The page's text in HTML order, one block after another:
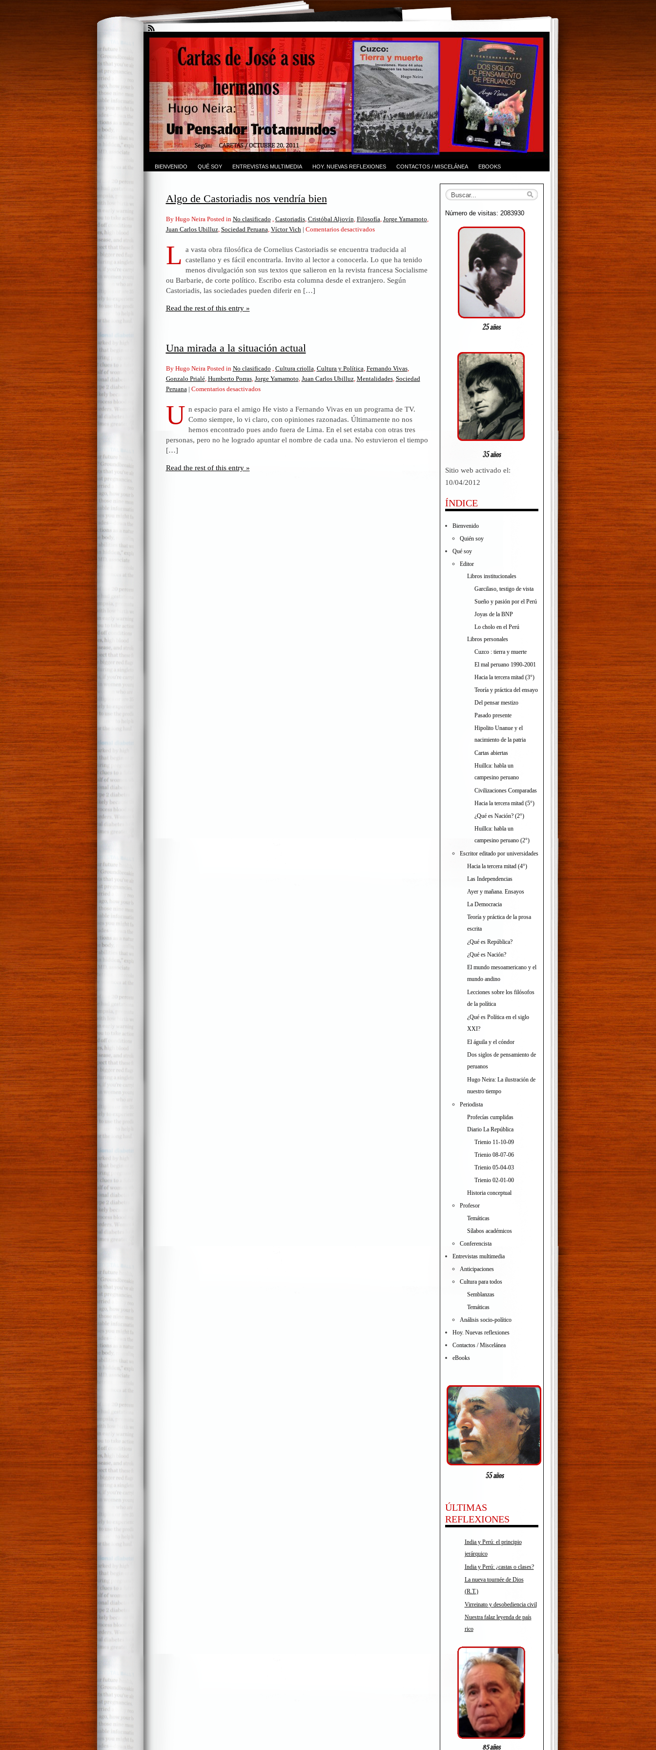
BIENVENIDO QUÉ SOY ENTREVISTAS MULTIMEDIA HOY. NUEVAS REFLEXIONES CONTACTOS / MISCELÁNEA EBOOKS
Algo de Castoriadis nos vendría bien
By Hugo Neira Posted in No clasificado , Castoriadis, Cristóbal Aljovín, Filosofía, Jorge Yamamoto,
Juan Carlos Ubilluz, Sociedad Peruana, Víctor Vich | Comentarios desactivadosen
de
Castoriadis
nos
vendría
L a vasta obra filosófica de Cornelius Castoriadis se encuentra traducida al
castellano y es fácil encontrarla. Invito al lector a conocerla. Lo que ha tenido
menos divulgación son sus textos que salieron en la revista francesa Socialisme
ou Barbarie, de corte político. Escribo esta columna desde el extranjero. Según
Castoriadis, las sociedades pueden diferir en […]
Read the rest of this entry »
Una mirada a la situación actual
By Hugo Neira Posted in No clasificado Cultura criolla Cultura y Política Fernando Vivas,
Gonzalo Prialé, Humberto Porras, Jorge Yamamoto Juan Carlos Ubilluz, Mentalidades, Sociedad
Peruana | Comentarios desactivadosen
mirada
a
la
situación
U n espacio para el amigo He visto a Fernando Vivas en un programa de TV.
Como siempre, lo vi claro, con opiniones razonadas. Últimamente no nos
hemos encontrado pues ando fuera de Lima. En el set estaba con otras tres
personas, pero no he logrado apuntar el nombre de cada una. No estuvieron el tiempo
[…]
Read the rest of this entry »
Número de visitas: 2083930
Sitio web activado el:
10/04/2012
ÍNDICE
Bienvenido
Quién soy
Qué soy
Editor
Libros institucionales
Garcilaso, testigo de vista
Sueño y pasión por el Perú
Joyas de la BNP
Lo cholo en el Perú
Libros personales
Cuzco : tierra y muerte
El mal peruano 1990-2001
Hacia la tercera mitad (3°)
Teoría y práctica del ensayo
Del pensar mestizo
Pasado presente
Hipolito Unanue y el
nacimiento de la patria
Cartas abiertas
Huillca: habla un
campesino peruano
Civilizaciones Comparadas
Hacia la tercera mitad (5°)
¿Qué es Nación? (2°)
Huillca: habla un
campesino peruano (2°)
Escritor editado por universidades
Hacia la tercera mitad (4°)
Las Independencias
Ayer y mañana. Ensayos
La Democracia
Teoría y práctica de la prosa
escrita
¿Qué es República?
¿Qué es Nación?
El mundo mesoamericano y el
mundo andino
Lecciones sobre los filósofos
de la política
¿Qué es Política en el siglo
XXI?
El águila y el cóndor
Dos siglos de pensamiento de
peruanos
Hugo Neira: La ilustración de
nuestro tiempo
Periodista
Profecías cumplidas
Diario La República
Trienio 11-10-09
Trienio 08-07-06
Trienio 05-04-03
Trienio 02-01-00
Historia conceptual
Profesor
Temáticas
Sílabos académicos
Conferencista
Entrevistas multimedia
Anticipaciones
Cultura para todos
Semblanzas
Temáticas
Análisis socio-político
Hoy. Nuevas reflexiones
Contactos / Miscelánea
eBooks
ÚLTIMAS
REFLEXIONES
India y Perú: el principio
jerárquico
India y Perú: ¿castas o clases?
La nueva tournée de Dios
(R.T.)
Virreinato y desobediencia civil
Nuestra falaz leyenda de país
rico